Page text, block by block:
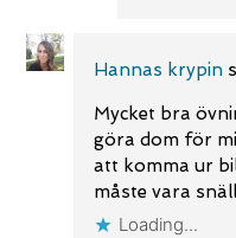
Hannas krypin
Mycket bra
göra dom för
att komma ur
måste vara
Loading...